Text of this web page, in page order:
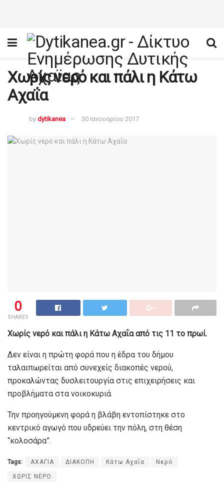
Χωρίς νερό και πάλι η Κάτω
Αχαΐα
by dytikanea 30 Ιανουαρίου 2017
0
SHARES
Χωρίς νερό και πάλι η Κάτω Αχαΐα από τις 11 το πρωί.
Δεν είναι η πρώτη φορά που η έδρα του δήμου
ταλαιπωρείται από συνεχείς διακοπές νερού,
προκαλώντας δυσλειτουργία στις επιχειρήσεις και
προβλήματα στα νοικοκυριά.
Την προηγούμενη φορά η βλάβη εντοπίστηκε στο
κεντρικό αγωγό που υδρεύει την πόλη, στη θέση
“κολοσάρα”.
Tags: ΑΧΑΓΙΑ ΔΙΑΚΟΠΗ Κάτω Αχαΐα Νερό
ΧΩΡΙΣ ΝΕΡΟ